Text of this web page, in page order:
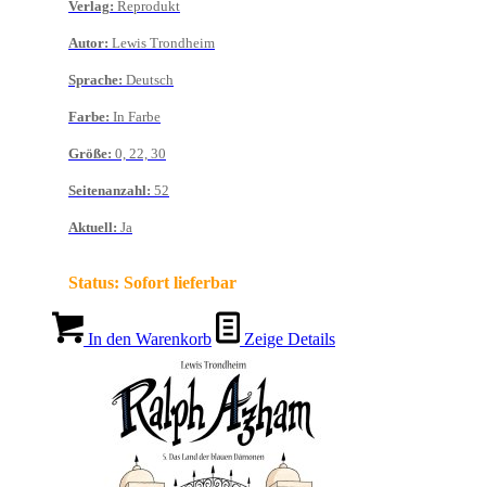
Verlag: Reprodukt
Autor: Lewis Trondheim
Sprache: Deutsch
Farbe: In Farbe
Größe: 0, 22, 30
Seitenanzahl: 52
Aktuell: Ja
Status: Sofort lieferbar
In den Warenkorb Zeige Details